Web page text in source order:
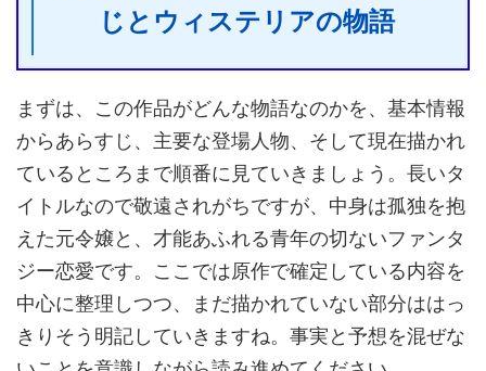
じとウィステリアの物語
まずは、この作品がどんな物語なのかを、基本情報
からあらすじ、主要な登場人物、そして現在描かれ
ているところまで順番に見ていきましょう。長いタ
イトルなので敬遠されがちですが、中身は孤独を抱
えた元令嬢と、才能あふれる青年の切ないファンタ
ジー恋愛です。ここでは原作で確定している内容を
中心に整理しつつ、まだ描かれていない部分ははっ
きりそう明記していきますね。事実と予想を混ぜな